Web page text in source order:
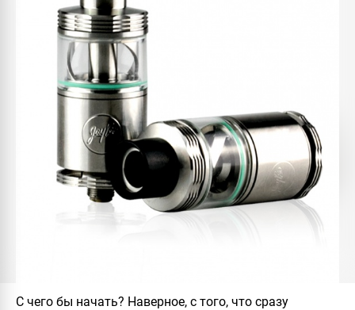
С чего бы начать? Наверное, с того, что сразу